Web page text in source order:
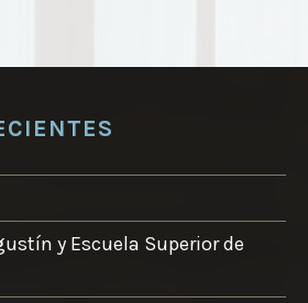
y Escuela Superior de